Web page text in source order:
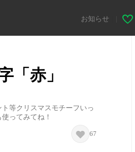
お知らせ
「赤」
等クリスマスモチーフいっ
ってみてね！
67